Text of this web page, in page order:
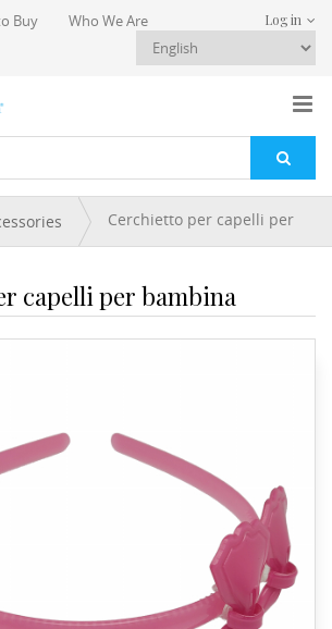
Buy Who We Are Log in
Cerchietto per capelli per
capelli per bambina